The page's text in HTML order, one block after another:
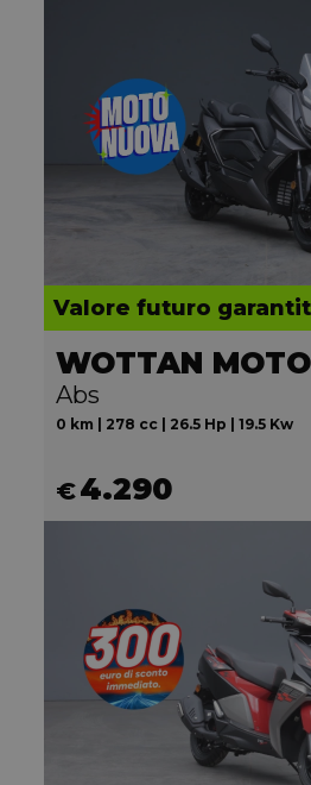
Valore futuro
Abs
0 km | 278 cc | 26.5 Hp | 19.5 Kw
€4.290